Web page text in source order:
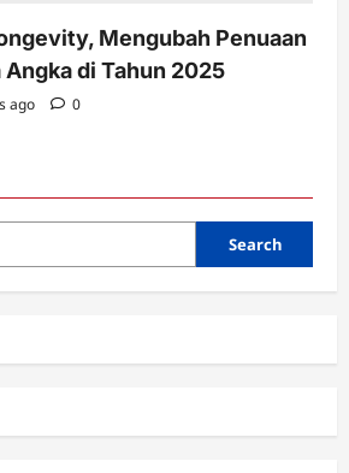
Mengubah Penuaan
di Tahun 2025
ago 0
Search